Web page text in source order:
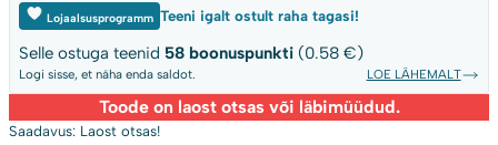
Lojaalsusprogramm Teeni igalt ostult raha tagasi!
Selle ostuga teenid 58 boonuspunkti (0.58 €)
Logi sisse, et näha enda saldot. LOE LÄHEMALT
Toode on laost otsas või läbimüüdud.
Saadavus: Laost otsas!